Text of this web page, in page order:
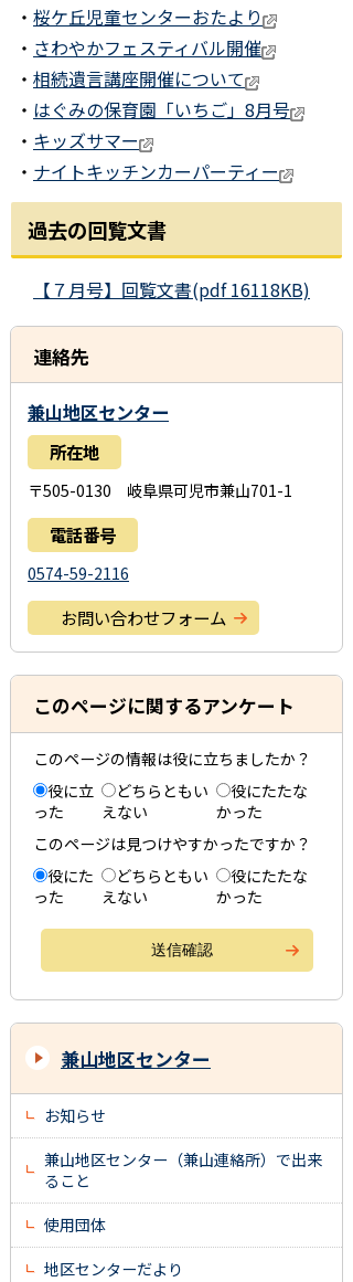
・ 桜ケ丘児童センターおたより
・ さわやかフェスティバル開催
・ 相続遺言講座開催について
・ はぐみの保育園「いちご」8月号
・ キッズサマー
・ ナイトキッチンカーパーティー
過去の回覧文書
【７月号】回覧文書(pdf 16118KB)
連絡先
兼山地区センター
所在地
〒505-0130 岐阜県可児市兼山701-1
電話番号
0574-59-2116
お問い合わせフォーム
このページに関するアンケート
このページの情報は役に立ちましたか？
役に立
った
どちらともい
えない
役にたたな
かった
このページは見つけやすかったですか？
役にた
った
どちらともい
えない
役にたたな
かった
兼山地区センター
お知らせ
兼山地区センター（兼山連絡所）で出来
ること
使用団体
地区センターだより